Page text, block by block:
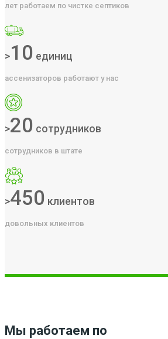
лет работаем по чистке септиков
>10 единиц
ассенизаторов работают у нас
>20 сотрудников
сотрудников в штате
>450 клиентов
довольных клиентов
Мы работаем по